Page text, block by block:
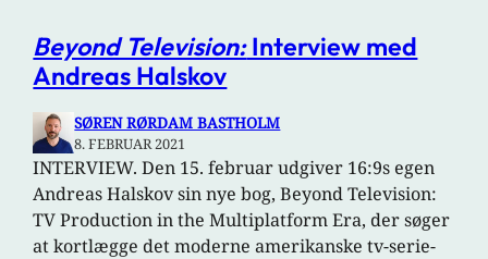
Beyond Television:Interview med
Andreas Halskov
SØREN RØRDAM BASTHOLM
8. FEBRUAR 2021
INTERVIEW. Den 15. februar udgiver 16:9s egen
Andreas Halskov sin nye bog, Beyond Television:
TV Production in the Multiplatform Era, der søger
at kortlægge det moderne amerikanske tv-serie-